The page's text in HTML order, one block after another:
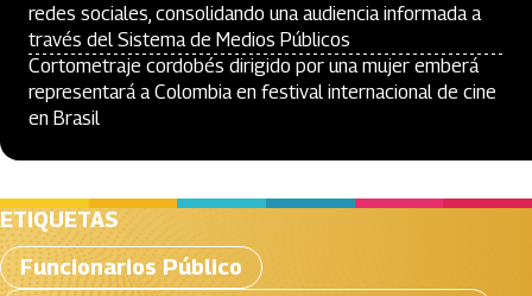
redes sociales, consolidando una audiencia informada a
través del Sistema de Medios Públicos
Cortometraje cordobés dirigido por una mujer emberá
representará a Colombia en festival internacional de cine
en Brasil
ETIQUETAS
Funcionarios Público